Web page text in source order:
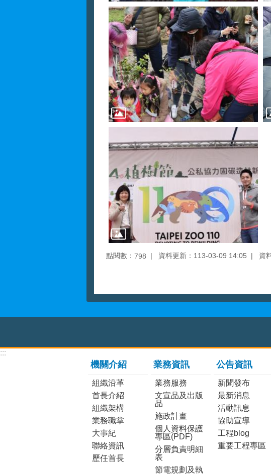
點閱數： 798 資料更新：113-03-09 14:05 資
:::
機關介紹
組織沿革
首長介紹
組織架構
業務職掌
大事紀
聯絡資訊
歷任首長
業務資訊
業務服務
文宣品及出版
品
施政計畫
個人資料保護
專區(PDF)
分層負責明細
表
節電規劃及執
公告資訊
新聞發布
最新消息
活動訊息
協助宣導
工程blog
重要工程專區